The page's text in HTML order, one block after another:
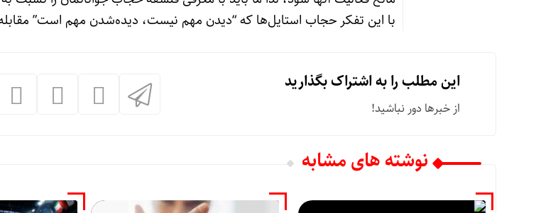
با این تفکر حجاب استایل‌ها که “دیدن مهم نیست، دیده‌شدن مهم است”
این مطلب را به اشتراک بگذارید
از خبرها دور نباشید!
نوشته های مشابه